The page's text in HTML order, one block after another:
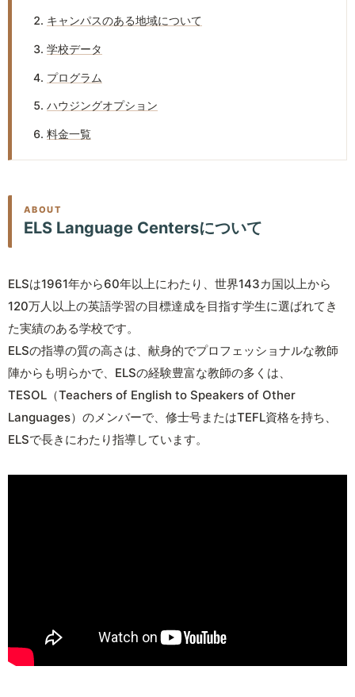
キャンパスのある地域について
学校データ
プログラム
ハウジングオプション
料金一覧
ABOUT
ELS Language Centersについて
ELSは1961年から60年以上にわたり、世界143カ国以上から
120万人以上の英語学習の目標達成を目指す学生に選ばれてき
た実績のある学校です。
ELSの指導の質の高さは、献身的でプロフェッショナルな教師
陣からも明らかで、ELSの経験豊富な教師の多くは、
TESOL（Teachers of English to Speakers of Other
Languages）のメンバーで、修士号またはTEFL資格を持ち、
ELSで長きにわたり指導しています。